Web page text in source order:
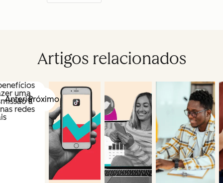
Artigos relacionados
AnteriorPróximo